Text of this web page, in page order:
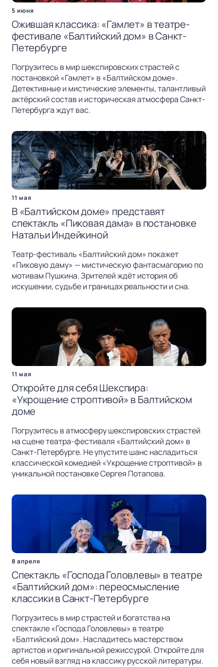
5 июня
Ожившая классика: «Гамлет» в театре-
фестивале «Балтийский дом» в Санкт-
Петербурге
Погрузитесь в мир шекспировских страстей с
постановкой «Гамлет» в «Балтийском доме».
Детективные и мистические элементы, талантливый
актёрский состав и историческая атмосфера Санкт-
Петербурга ждут вас.
11 мая
В «Балтийском доме» представят
спектакль «Пиковая дама» в постановке
Натальи Индейкиной
Театр-фестиваль «Балтийский дом» покажет
«Пиковую даму» — мистическую фантасмагорию по
мотивам Пушкина. Зрителей ждёт история об
искушении, судьбе и границах реальности и сна.
11 мая
Откройте для себя Шекспира:
«Укрощение строптивой» в Балтийском
доме
Погрузитесь в атмосферу шекспировских страстей
на сцене театра-фестиваля «Балтийский дом» в
Санкт-Петербурге. Не упустите шанс насладиться
классической комедией «Укрощение строптивой» в
уникальной постановке Сергея Потапова.
8 апреля
Спектакль «Господа Головлевы» в театре
«Балтийский дом»: переосмысление
классики в Санкт-Петербурге
Погрузитесь в мир страстей и богатства на
спектакле «Господа Головлевы» в театре
«Балтийский дом». Насладитесь мастерством
артистов и оригинальной режиссурой. Откройте для
себя новый взгляд на классику русской литературы.